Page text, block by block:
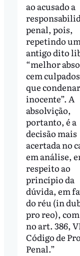
ao acusado a
penal, pois,
repetindo
antigo dito
“melhor
cem
que
inocente”. A
absolvição,
portanto, é a
decisão mais
acertada no
em análise,
respeito ao
princípio da
dúvida, em
do réu (in
pro reo), com
no art. 386,
Código de
Penal.”